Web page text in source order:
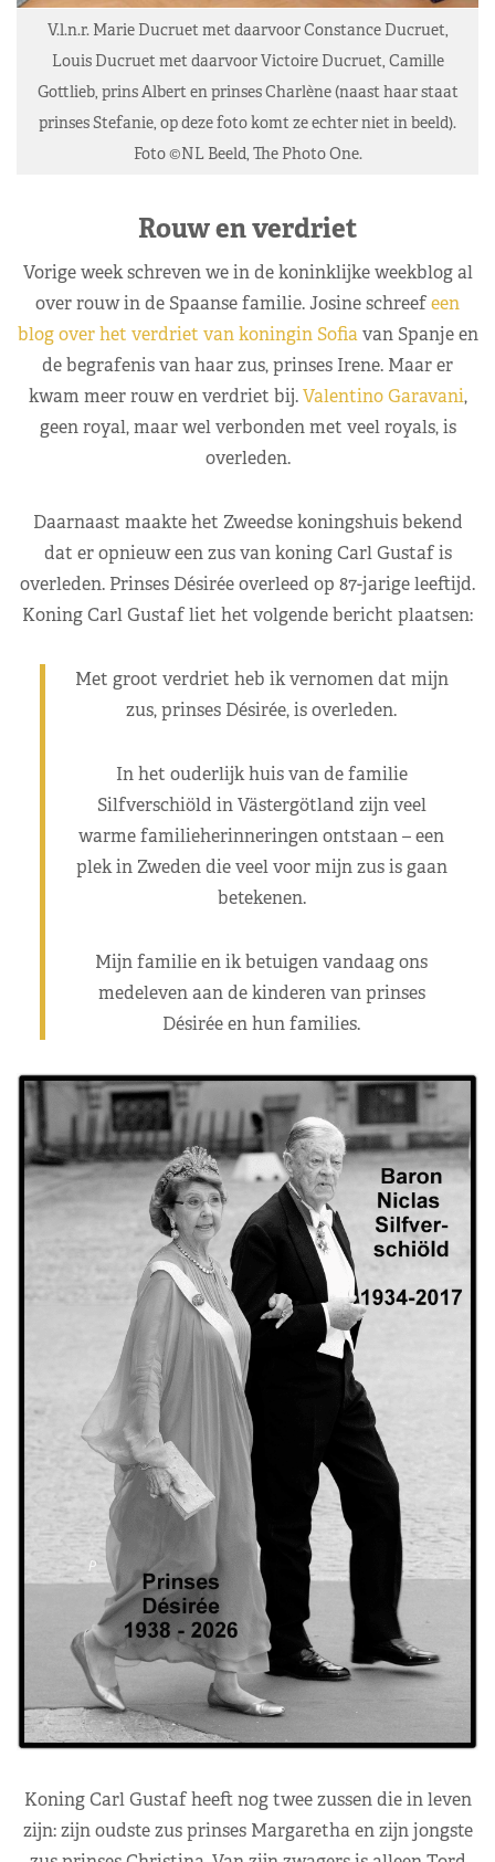
V.l.n.r. Marie Ducruet met daarvoor Constance Ducruet,
Louis Ducruet met daarvoor Victoire Ducruet, Camille
Gottlieb, prins Albert en prinses Charlène (naast haar staat
prinses Stefanie, op deze foto komt ze echter niet in beeld).
Foto ©NL Beeld, The Photo One.
Rouw en verdriet
Vorige week schreven we in de koninklijke weekblog al
over rouw in de Spaanse familie. Josine schreefeen
blog over het verdriet van koningin Sofiavan Spanje en
de begrafenis van haar zus, prinses Irene. Maar er
kwam meer rouw en verdriet bij.Valentino Garavani,
geen royal, maar wel verbonden met veel royals, is
overleden.
Daarnaast maakte het Zweedse koningshuis bekend
dat er opnieuw een zus van koning Carl Gustaf is
overleden. Prinses Désirée overleed op 87-jarige leeftijd.
Koning Carl Gustaf liet het volgende bericht plaatsen:
Met groot verdriet heb ik vernomen dat mijn
zus, prinses Désirée, is overleden.
In het ouderlijk huis van de familie
Silfverschiöld in Västergötland zijn veel
warme familieherinneringen ontstaan ​​– een
plek in Zweden die veel voor mijn zus is gaan
betekenen.
Mijn familie en ik betuigen vandaag ons
medeleven aan de kinderen van prinses
Désirée en hun families.
Koning Carl Gustaf heeft nog twee zussen die in leven
zijn: zijn oudste zus prinses Margaretha en zijn jongste